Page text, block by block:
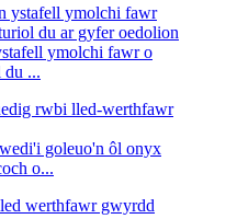
ymolchi fawr o
du ...
goleuo'n ôl onyx
o...